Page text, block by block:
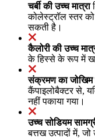
चर्बी की उच्च मात्रा
कोलेस्ट्रॉल स्तर
सकती है।
कैलोरी की उच्च
के हिस्से के रूप में
संक्रमण का जोखिम
कैंपाइलोबैक्टर से,
नहीं पकाया गया।
उच्च सोडियम
बत्तख उत्पादों में,